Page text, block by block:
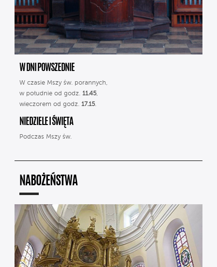
W DNI POWSZEDNIE
W czasie Mszy św. porannych,
w południe od godz. 11.45
wieczorem od godz. 17.15
NIEDZIELE I ŚWIĘTA
Podczas Mszy św.
NABOŻEŃSTWA